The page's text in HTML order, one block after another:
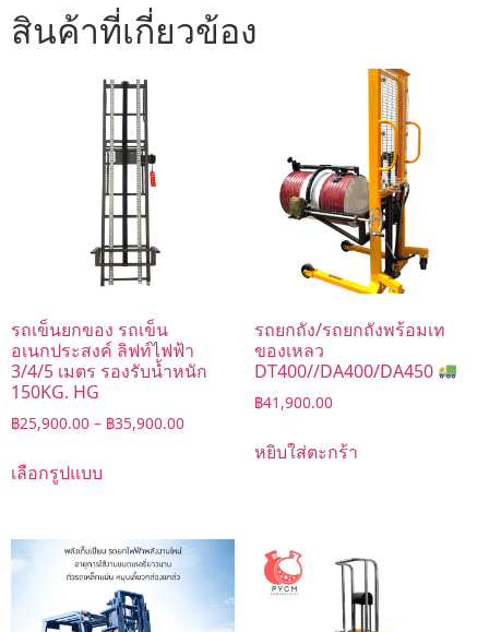
สินค้าที่เกี่ยวข้อง
รถเข็นยกของ รถเข็น
อเนกประสงค์ ลิฟท์ไฟฟ้า
3/4/5 เมตร รองรับน้ำหนัก
150KG. HG
฿25,900.00 – ฿35,900.00
เลือกรูปแบบ
รถยกถัง/รถยกถังพร้อมเท
ของเหลว
DT400//DA400/DA450
฿41,900.00
หยิบใส่ตะกร้า